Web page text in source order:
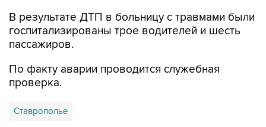
В результате ДТП в больницу с травмами были
госпитализированы трое водителей и шесть
пассажиров.
По факту аварии проводится служебная
проверка.
Ставрополье